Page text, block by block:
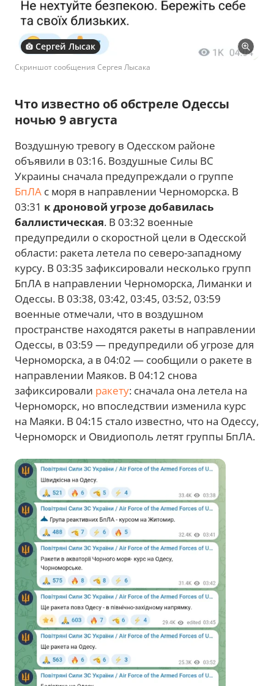
Сергей Лысак
Скриншот сообщения Сергея Лысака
Что известно об обстреле Одессы
ночью 9 августа
Воздушную тревогу в Одесском районе
объявили в 03:16. Воздушные Силы ВС
Украины сначала предупреждали о группе
БпЛА с моря в направлении Черноморска. В
03:31 к дроновой угрозе добавилась
баллистическая. В 03:32 военные
предупредили о скоростной цели в Одесской
области: ракета летела по северо-западному
курсу. В 03:35 зафиксировали несколько групп
БпЛА в направлении Черноморска, Лиманки и
Одессы. В 03:38, 03:42, 03:45, 03:52, 03:59
военные отмечали, что в воздушном
пространстве находятся ракеты в направлении
Одессы, в 03:59 — предупредили об угрозе для
Черноморска, а в 04:02 — сообщили о ракете в
направлении Маяков. В 04:12 снова
зафиксировали ракету: сначала она летела на
Черноморск, но впоследствии изменила курс
на Маяки. В 04:15 стало известно, что на Одессу,
Черноморск и Овидиополь летят группы БпЛА.